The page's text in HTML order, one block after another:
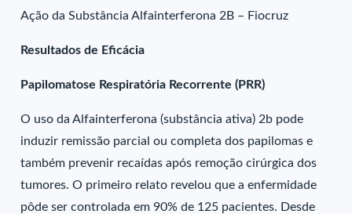
Ação da Substância Alfainterferona 2B – Fiocruz
Resultados de Eficácia
Papilomatose Respiratória Recorrente (PRR)
O uso da Alfainterferona (substância ativa) 2b pode
induzir remissão parcial ou completa dos papilomas e
também prevenir recaídas após remoção cirúrgica dos
tumores. O primeiro relato revelou que a enfermidade
pôde ser controlada em 90% de 125 pacientes. Desde